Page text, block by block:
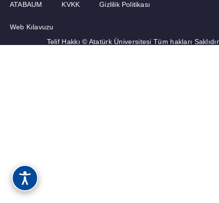
ATABAUM KVKK Gizlilik Politikası
Web Kılavuzu
Telif Hakkı © Atatürk Üniversitesi Tüm hakları Saklıdır